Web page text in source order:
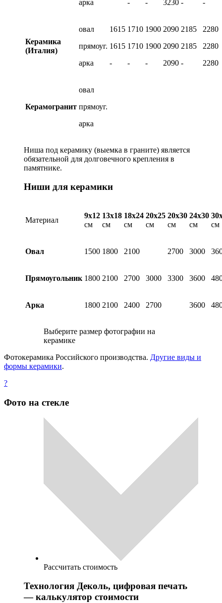
арка - - 3230 - -
Керамика
(Италия)
овал
прямоуг.
арка
1615
1615
-
1710
1710
-
1900
1900
-
2090
2090
2090
2185
2185
-
2280
2280
2280
Керамогранит
овал
прямоуг.
арка
Ниша под керамику (выемка в граните) является
обязательной для долговечного крепления в
памятнике.
Ниши для керамики
Материал
9х12
см
13х18
см
18х24
см
20х25
см
20х30
см
24х30
см
см
Овал 1500 1800 2100 2700 3000
Прямоугольник 1800 2100 2700 3000 3300 3600
Арка 1800 2100 2400 2700 3600
Выберите размер фотографии на
керамике
Фотокерамика Российского производства. Другие виды и
формы керамики.
?
Фото на стекле
Рассчитать стоимость
Технология Деколь, цифровая печать
— калькулятор стоимости